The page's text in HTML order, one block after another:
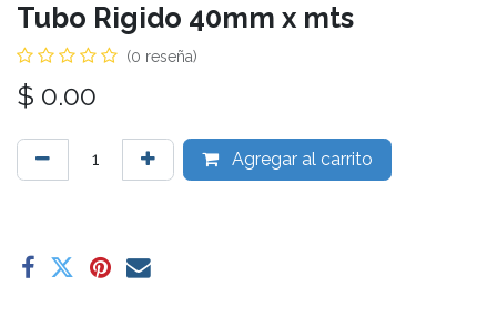
Tubo Rigido 40mm x mts
(0 reseña)
$ 0.00
Agregar al carrito